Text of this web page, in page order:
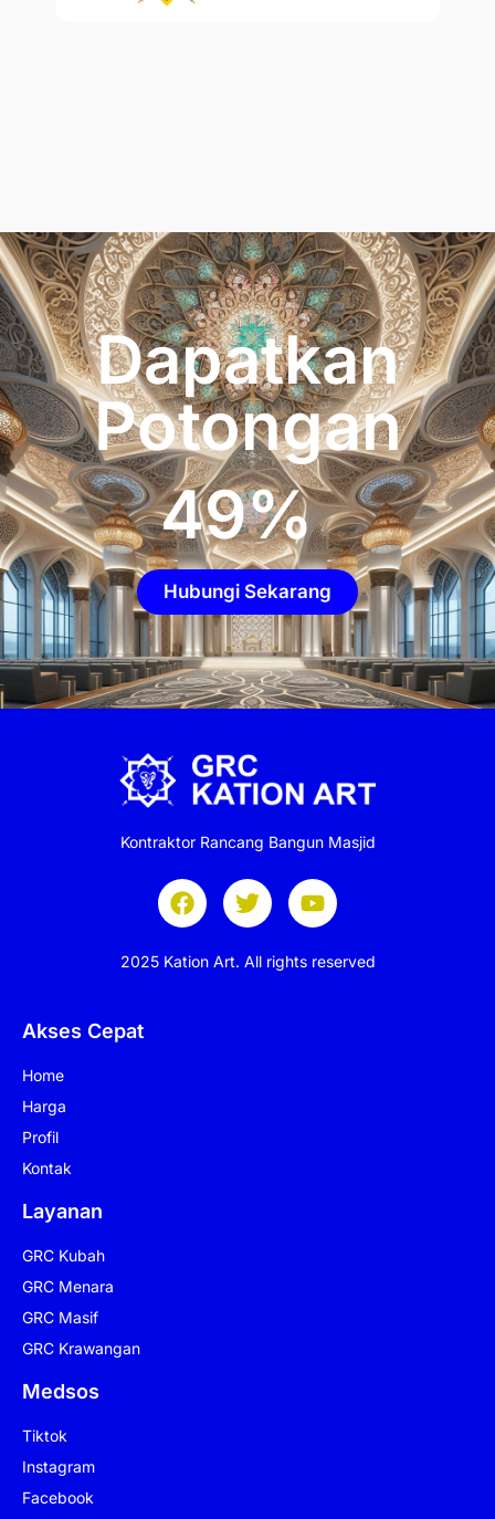
Dapatkan
Potongan
50%
Hubungi Sekarang
Kontraktor Rancang Bangun Masjid
2025 Kation Art. All rights reserved
Akses Cepat
Home
Harga
Profil
Kontak
Layanan
GRC Kubah
GRC Menara
GRC Masif
GRC Krawangan
Medsos
Tiktok
Instagram
Facebook